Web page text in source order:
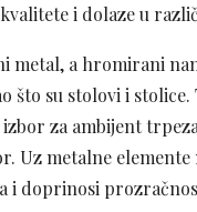
i dolaze u
metal, a hromirani
što su stolovi i stolice.
za ambijent
Uz metalne
i doprinosi